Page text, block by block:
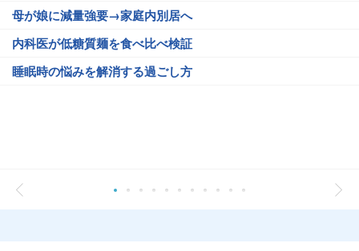
母が娘に減量強要→家庭内別居へ
内科医が低糖質麺を食べ比べ検証
睡眠時の悩みを解消する過ごし方